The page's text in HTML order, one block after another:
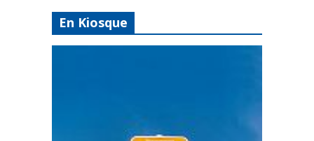
En Kiosque